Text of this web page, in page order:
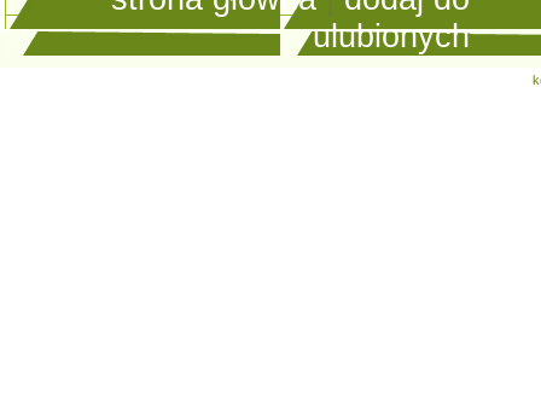
ulubionych